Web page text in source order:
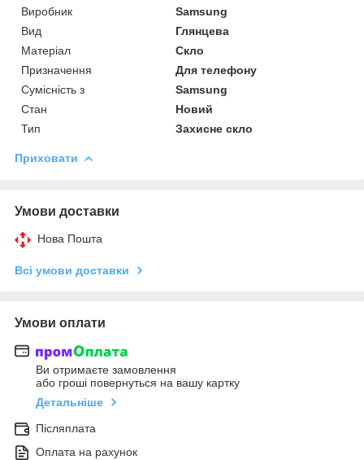
Виробник
Samsung
Вид
Глянцева
Матеріал
Скло
Призначення
Для телефону
Сумісність з
Samsung
Стан
Новий
Тип
Захисне скло
Приховати
Умови доставки
Нова Пошта
Всі умови доставки
Умови оплати
Ви отримаєте замовлення
або гроші повернуться на вашу картку
Детальніше
Післяплата
Оплата на рахунок